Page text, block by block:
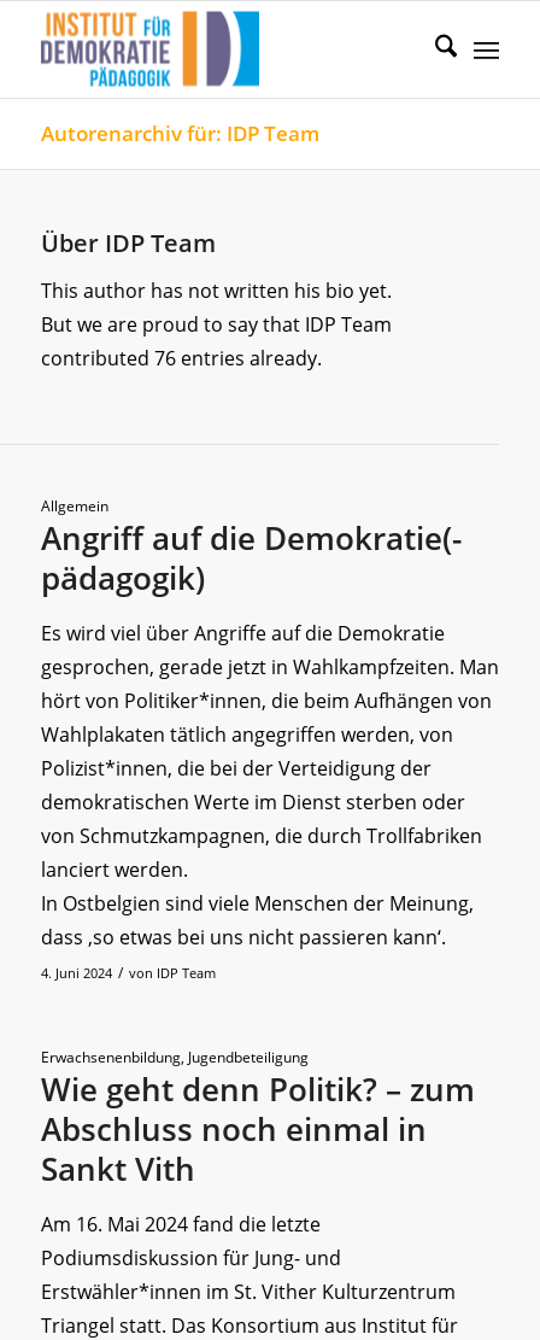
Autorenarchiv für: IDP Team
Über IDP Team
This author has not written his bio yet.
But we are proud to say that IDP Team
contributed 76 entries already.
Allgemein
Angriff auf die Demokratie(-
pädagogik)
Es wird viel über Angriffe auf die Demokratie
gesprochen, gerade jetzt in Wahlkampfzeiten. Man
hört von Politiker*innen, die beim Aufhängen von
Wahlplakaten tätlich angegriffen werden, von
Polizist*innen, die bei der Verteidigung der
demokratischen Werte im Dienst sterben oder
von Schmutzkampagnen, die durch Trollfabriken
lanciert werden.
In Ostbelgien sind viele Menschen der Meinung,
dass ‚so etwas bei uns nicht passieren kann‘.
4. Juni 2024 / von IDP Team
Erwachsenenbildung, Jugendbeteiligung
Wie geht denn Politik? – zum
Abschluss noch einmal in
Sankt Vith
Am 16. Mai 2024 fand die letzte
Podiumsdiskussion für Jung- und
Erstwähler*innen im St. Vither Kulturzentrum
Triangel statt. Das Konsortium aus Institut für